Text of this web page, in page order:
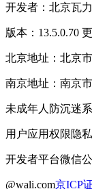
开发者：北京瓦
版本：13.5.0.70
北京地址：北京
南京地址：南京
未成年人防沉迷
用户应用权限隐
开发者平台微信
@wali.com京ICP